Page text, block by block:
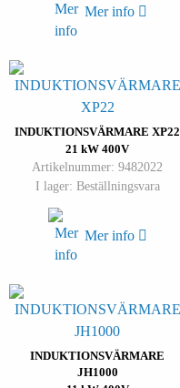
Mer info
INDUKTIONSVÄRMARE XP22
21 kW 400V
Artikelnummer: 9482022
I lager: Beställningsvara
Mer info
INDUKTIONSVÄRMARE
JH1000